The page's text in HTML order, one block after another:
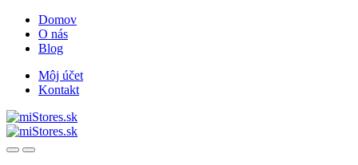
Skip
navigation
Skip
content
Domov
O nás
Blog
Môj účet
Kontakt
OpenClose